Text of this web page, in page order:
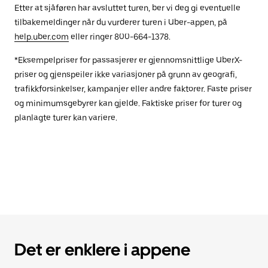
Etter at sjåføren har avsluttet turen, ber vi deg gi eventuelle
tilbakemeldinger når du vurderer turen i Uber-appen, på
help.uber.com eller ringer 800-664-1378.
*Eksempelpriser for passasjerer er gjennomsnittlige UberX-
priser og gjenspeiler ikke variasjoner på grunn av geografi,
trafikkforsinkelser, kampanjer eller andre faktorer. Faste priser
og minimumsgebyrer kan gjelde. Faktiske priser for turer og
planlagte turer kan variere.
Det er enklere i appene